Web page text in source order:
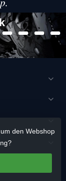
den Webshop